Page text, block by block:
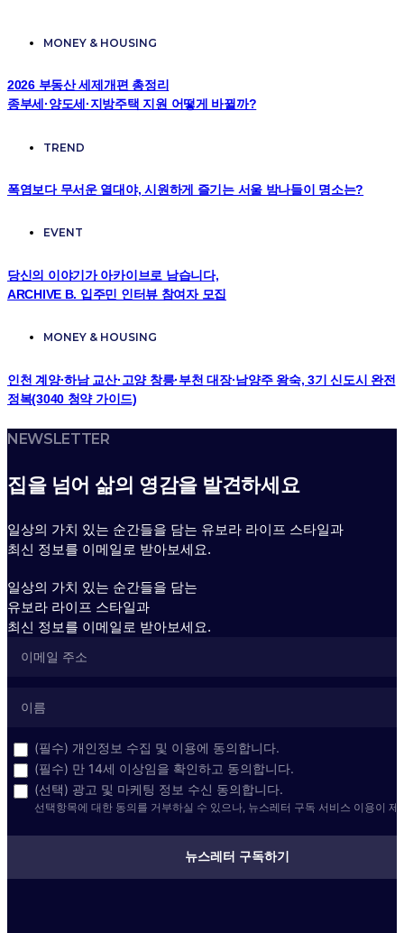
MONEY & HOUSING
2026 부동산 세제개편 총정리
종부세·양도세·지방주택 지원 어떻게 바뀔까?
TREND
폭염보다 무서운 열대야, 시원하게 즐기는 서울 밤나들이 명소는?
EVENT
당신의 이야기가 아카이브로 남습니다,
ARCHIVE B. 입주민 인터뷰 참여자 모집
MONEY & HOUSING
인천 계양·하남 교산·고양 창릉·부천 대장·남양주 왕숙, 3기 신도시 완전
정복(3040 청약 가이드)
NEWSLETTER
집을 넘어 삶의 영감을 발견하세요
일상의 가치 있는 순간들을 담는 유보라 라이프 스타일과
최신 정보를 이메일로 받아보세요.
일상의 가치 있는 순간들을 담는
유보라 라이프 스타일과
최신 정보를 이메일로 받아보세요.
(필수) 개인정보 수집 및 이용에 동의합니다.
(필수) 만 14세 이상임을 확인하고 동의합니다.
(선택) 광고 및 마케팅 정보 수신 동의합니다.
선택항목에 대한 동의를 거부하실 수 있으나, 뉴스레터 구독 서비스 이용이 제
뉴스레터 구독하기